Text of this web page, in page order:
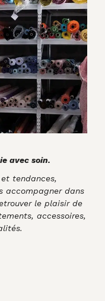
avec soin.
tendances,
accompagner dans
le plaisir de
accessoires,